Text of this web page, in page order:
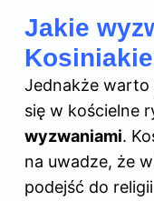
Jakie
Jednakże warto
się w kościelne
wyzwaniami.
na uwadze, że
podejść do